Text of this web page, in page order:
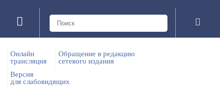
Онлайн
трансляция
Обращение в редакцию
сетевого издания
Версия
для слабовидящих